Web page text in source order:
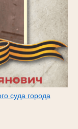
суда города